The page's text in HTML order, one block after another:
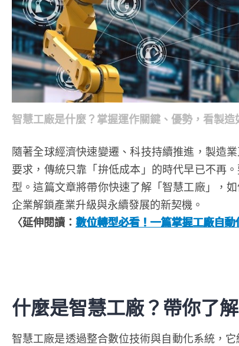
智慧工廠是什麼？掌握運作關鍵、優勢，看製造
隨著全球經濟快速變遷、科技持續推進，製造
要求，傳統只靠「拚低成本」的時代早已不再
型。這篇文章將帶你快速了解「智慧工廠」，
企業解鎖產業升級與永續發展的新契機。
〈延伸閱讀： 數位轉型必看！一篇掌握工廠自
什麼是智慧工廠？帶你了
智慧工廠是透過整合數位技術與自動化系統，